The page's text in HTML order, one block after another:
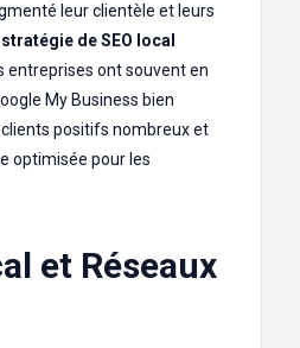
leur clientèle et leurs
stratégie de SEO local
entreprises ont souvent en
My Business bien
positifs nombreux et
optimisée pour les
et Réseaux